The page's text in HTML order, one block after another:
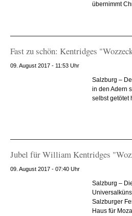
übernimmt
Fast zu schön: Kentridges
09. August 2017 - 11:53 Uhr
Salzburg –
in den Adern
selbst getötet
Jubel für William Kentridges
09. August 2017 - 07:40 Uhr
Salzburg –
Salzburger
Haus für